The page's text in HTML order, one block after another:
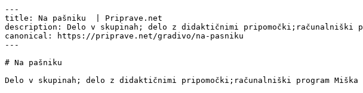
---
title: Na pašniku  | Priprave.net
description: Delo v skupinah; delo z didaktičnimi pripomočki;računalniški
canonical: https://priprave.net/gradivo/na-pasniku
---
# Na pašniku
Delo v skupinah; delo z didaktičnimi pripomočki;računalniški program Miška